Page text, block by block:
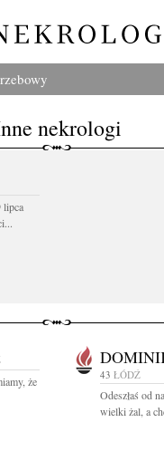
nekrologi
lipca
że
43 ŁÓDŹ
Odeszłaś od
wielki żal, a